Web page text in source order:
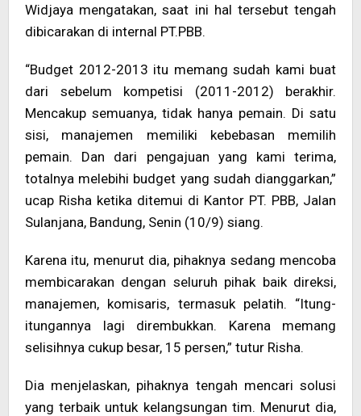
Widjaya mengatakan, saat ini hal tersebut tengah
dibicarakan di internal PT.PBB.
“Budget 2012-2013 itu memang sudah kami buat
dari sebelum kompetisi (2011-2012) berakhir.
Mencakup semuanya, tidak hanya pemain. Di satu
sisi, manajemen memiliki kebebasan memilih
pemain. Dan dari pengajuan yang kami terima,
totalnya melebihi budget yang sudah dianggarkan,”
ucap Risha ketika ditemui di Kantor PT. PBB, Jalan
Sulanjana, Bandung, Senin (10/9) siang.
Karena itu, menurut dia, pihaknya sedang mencoba
membicarakan dengan seluruh pihak baik direksi,
manajemen, komisaris, termasuk pelatih. “Itung-
itungannya lagi dirembukkan. Karena memang
selisihnya cukup besar, 15 persen,” tutur Risha.
Dia menjelaskan, pihaknya tengah mencari solusi
yang terbaik untuk kelangsungan tim. Menurut dia,